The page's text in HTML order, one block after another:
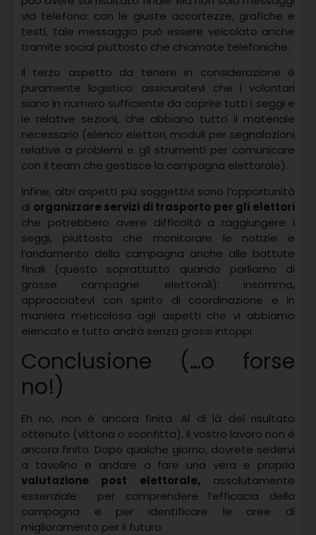
via telefono: con le giuste accortezze, grafiche e
testi, tale messaggio può essere veicolato anche
tramite social piuttosto che chiamate telefoniche.
Il terzo aspetto da tenere in considerazione è
puramente logistico: assicuratevi che i volontari
siano in numero sufficiente da coprire tutti i seggi e
le relative sezioni, che abbiano tutto il materiale
necessario (elenco elettori, moduli per segnalazioni
relative a problemi e gli strumenti per comunicare
con il team che gestisce la campagna elettorale).
Infine, altri aspetti più soggettivi sono l’opportunità
di organizzare servizi di trasporto per gli elettori
che potrebbero avere difficoltà a raggiungere i
seggi, piuttosto che monitorare le notizie e
l’andamento della campagna anche alle battute
finali (questo soprattutto quando parliamo di
grosse campagne elettorali); insomma,
approcciatevi con spirito di coordinazione e in
maniera meticolosa agli aspetti che vi abbiamo
elencato e tutto andrà senza grossi intoppi.
Conclusione (…o forse
no!)
Eh no, non è ancora finita. Al di là del risultato
ottenuto (vittoria o sconfitta), il vostro lavoro non è
ancora finito. Dopo qualche giorno, dovrete sedervi
a tavolino e andare a fare una vera e propria
valutazione post elettorale, assolutamente
essenziale per comprendere l’efficacia della
campagna e per identificare le aree di
miglioramento per il futuro.